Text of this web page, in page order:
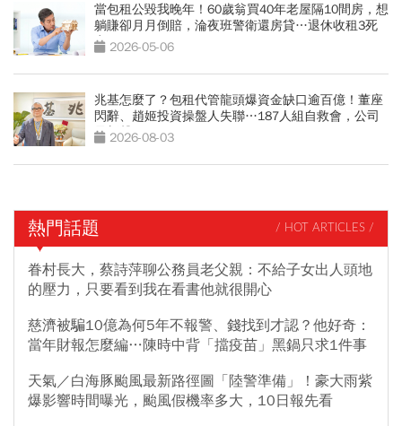
當包租公毀我晚年！60歲翁買40年老屋隔10間房，想
躺賺卻月月倒賠，淪夜班警衛還房貸…退休收租3死
穴 2026-05-06
兆基怎麼了？包租代管龍頭爆資金缺口逾百億！董座
閃辭、趙姬投資操盤人失聯…187人組自救會，公司
最新聲明
2026-08-03
熱門話題 / HOT ARTICLES /
眷村長大，蔡詩萍聊公務員老父親：不給子女出人頭地
的壓力，只要看到我在看書他就很開心
慈濟被騙10億為何5年不報警、錢找到才認？他好奇：
當年財報怎麼編…陳時中背「擋疫苗」黑鍋只求1件事
天氣／白海豚颱風最新路徑圖「陸警準備」！豪大雨紫
爆影響時間曝光，颱風假機率多大，10日報先看